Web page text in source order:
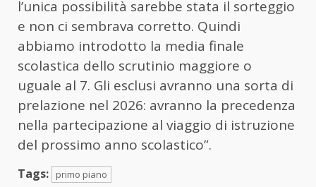
l’unica possibilità sarebbe stata il sorteggio
e non ci sembrava corretto. Quindi
abbiamo introdotto la media finale
scolastica dello scrutinio maggiore o
uguale al 7. Gli esclusi avranno una sorta di
prelazione nel 2026: avranno la precedenza
nella partecipazione al viaggio di istruzione
del prossimo anno scolastico”.
Tags: primo piano